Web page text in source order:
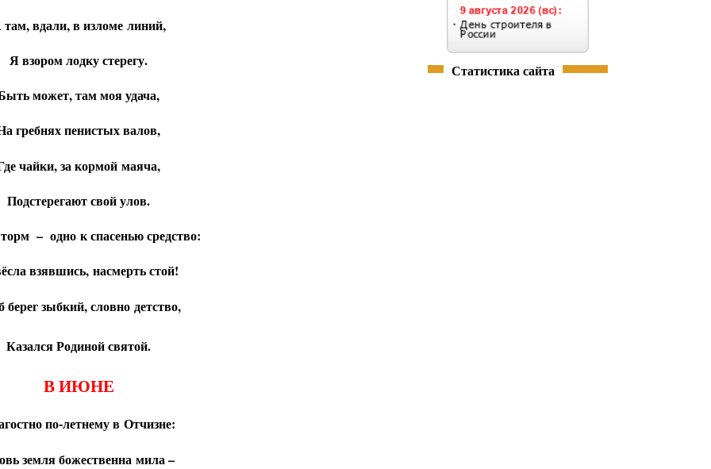
вдали, в изломе линий,
Я взором лодку стерегу.
может, там моя удача,
гребнях пенистых валов,
чайки, за кормой маяча,
Подстерегают свой улов.
– одно к спасенью средство:
взявшись, насмерть стой!
берег зыбкий, словно детство,
Казался Родиной святой.
В ИЮНЕ
по-летнему в Отчизне:
земля божественна мила –
Статистика сайта